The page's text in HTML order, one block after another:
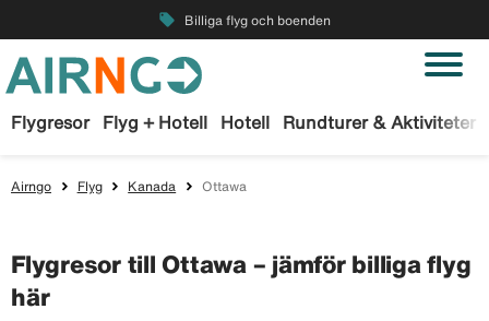
local_offer Billiga flyg och boenden
Flygresor Flyg + Hotell Hotell Rundturer & Aktiviteter
Airngo Flyg Kanada Ottawa
Flygresor till Ottawa – jämför billiga flyg
här